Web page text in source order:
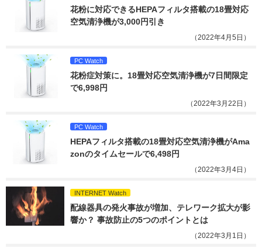
花粉に対応できるHEPAフィルタ搭載の18畳対応
空気清浄機が3,000円引き
（2022年4月5日）
PC Watch
花粉症対策に。18畳対応空気清浄機が7日間限定
で6,998円
（2022年3月22日）
PC Watch
HEPAフィルタ搭載の18畳対応空気清浄機がAma
zonのタイムセールで6,498円
（2022年3月4日）
INTERNET Watch
配線器具の発火事故が増加、テレワーク拡大が影
響か？ 事故防止の5つのポイントとは
（2022年3月1日）